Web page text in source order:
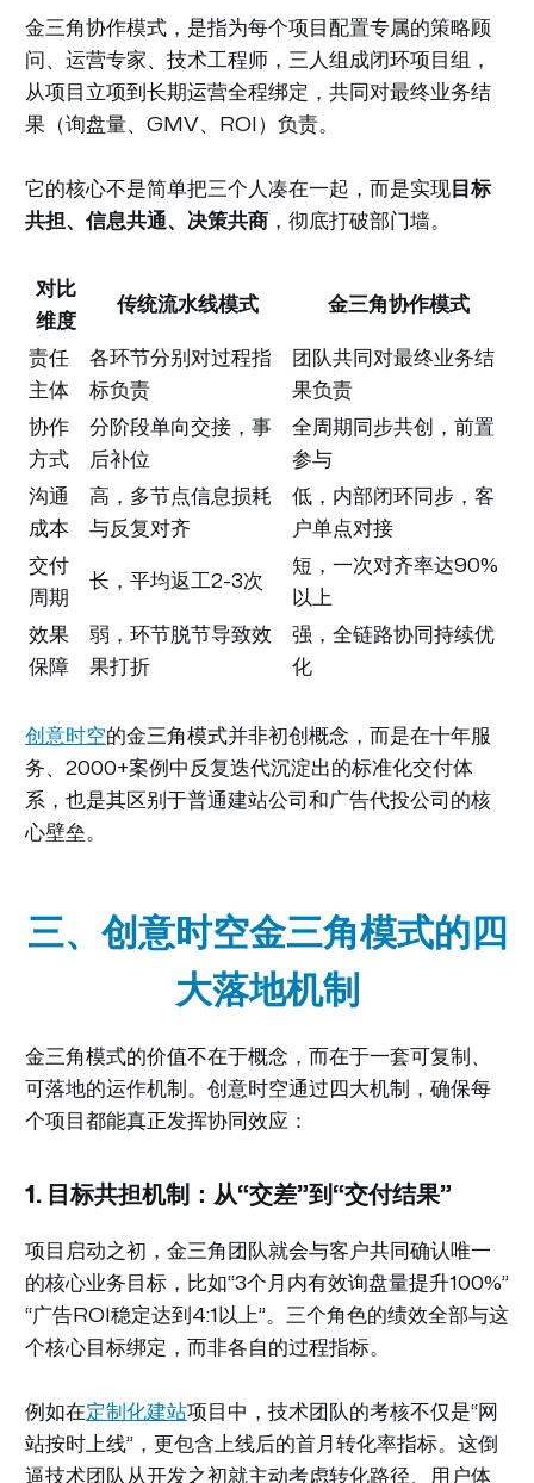
金三角协作模式，是指为每个项目配置专属的策略顾
问、运营专家、技术工程师，三人组成闭环项目组，
从项目立项到长期运营全程绑定，共同对最终业务结
果（询盘量、GMV、ROI）负责。
它的核心不是简单把三个人凑在一起，而是实现目标
共担、信息共通、决策共商，彻底打破部门墙。
对比
维度
传统流水线模式 金三角协作模式
责任
主体
各环节分别对过程指
标负责
团队共同对最终业务结
果负责
协作
方式
分阶段单向交接，事
后补位
全周期同步共创，前置
参与
沟通
成本
高，多节点信息损耗
与反复对齐
低，内部闭环同步，客
户单点对接
交付
周期
长，平均返工2-3次
短，一次对齐率达90%
以上
效果
保障
弱，环节脱节导致效
果打折
强，全链路协同持续优
化
创意时空的金三角模式并非初创概念，而是在十年服
务、2000+案例中反复迭代沉淀出的标准化交付体
系，也是其区别于普通建站公司和广告代投公司的核
心壁垒。
三、创意时空金三角模式的四
大落地机制
金三角模式的价值不在于概念，而在于一套可复制、
可落地的运作机制。创意时空通过四大机制，确保每
个项目都能真正发挥协同效应：
1. 目标共担机制：从“交差”到“交付结果”
项目启动之初，金三角团队就会与客户共同确认唯一
的核心业务目标，比如“3个月内有效询盘量提升100%”
“广告ROI稳定达到4:1以上”。三个角色的绩效全部与这
个核心目标绑定，而非各自的过程指标。
例如在定制化建站项目中，技术团队的考核不仅是“网
站按时上线”，更包含上线后的首月转化率指标。这倒
逼技术团队从开发之初就主动考虑转化路径、用户体